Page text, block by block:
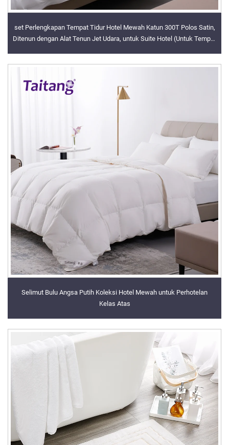
set Perlengkapan Tempat Tidur Hotel Mewah Katun 300T Polos Satin,
Ditenun dengan Alat Tenun Jet Udara, untuk Suite Hotel (Untuk Tempat
Selimut Bulu Angsa Putih Koleksi Hotel Mewah untuk Perhotelan
Kelas Atas